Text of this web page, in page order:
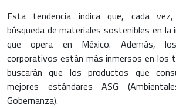
Esta tendencia indica que, cada
búsqueda de materiales sostenibles en
que opera en México. Además,
corporativos están más inmersos en los
buscarán que los productos que
mejores estándares ASG
Gobernanza).